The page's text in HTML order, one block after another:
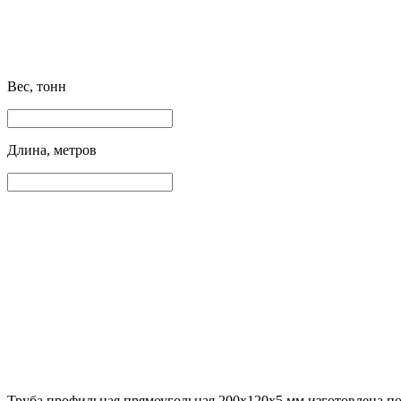
Вес, тонн
Длина, метров